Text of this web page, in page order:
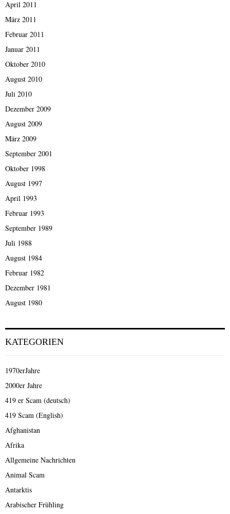
April 2011
März 2011
Februar 2011
Januar 2011
Oktober 2010
August 2010
Juli 2010
Dezember 2009
August 2009
März 2009
September 2001
Oktober 1998
August 1997
April 1993
Februar 1993
September 1989
Juli 1988
August 1984
Februar 1982
Dezember 1981
August 1980
KATEGORIEN
1970erJahre
2000er Jahre
419 er Scam (deutsch)
419 Scam (English)
Afghanistan
Afrika
Allgemeine Nachrichten
Animal Scam
Antarktis
Arabischer Frühling